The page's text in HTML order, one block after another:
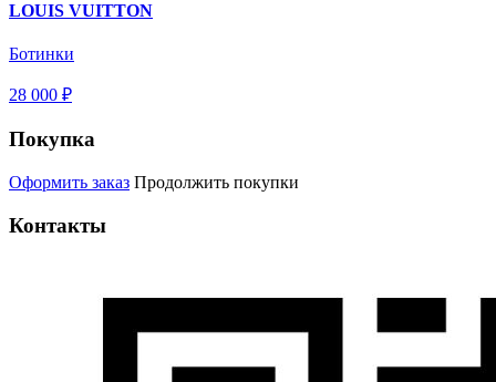
LOUIS VUITTON
Ботинки
28 000 ₽
Покупка
Оформить заказ Продолжить покупки
Контакты